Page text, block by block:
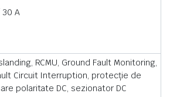
30 A
RCMU, Ground Fault Monitoring,
Circuit Interruption, protecție de
polaritate DC, sezionator DC